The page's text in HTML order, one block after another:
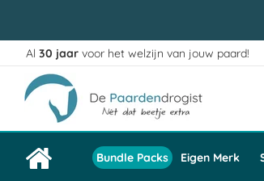
Ga
naar
de
inhoud
Al 30 jaar voor het welzijn van jouw paard!
Bundle Packs Eigen Merk